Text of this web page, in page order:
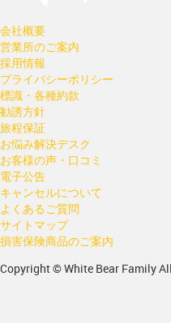
会社概要
営業所のご案内
採用情報
プライバシーポリシー
標識・各種約款
勧誘方針
旅程保証
お悩み解決デスク
お客様の声・口コミ
電子公告
キャンセルについて
よくあるご質問
サイトマップ
損害保険商品のご案内
Copyright © White Bear Family